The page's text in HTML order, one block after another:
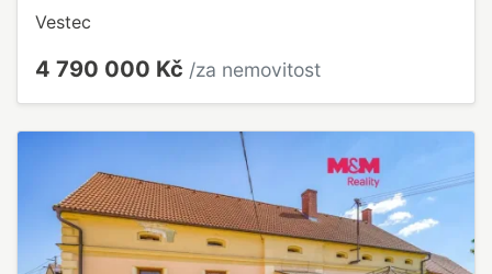
Vestec
4 790 000 Kč /za nemovitost